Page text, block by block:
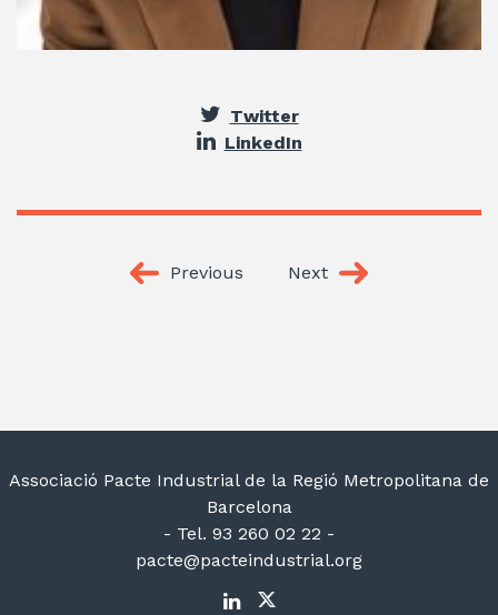
Twitter
LinkedIn
Previous Next
Associació Pacte Industrial de la Regió Metropolitana de
Barcelona
- Tel. 93 260 02 22 -
pacte@pacteindustrial.org